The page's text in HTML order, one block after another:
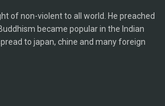
of non-violent to all world. He preached
became popular in the Indian
to japan, chine and many foreign